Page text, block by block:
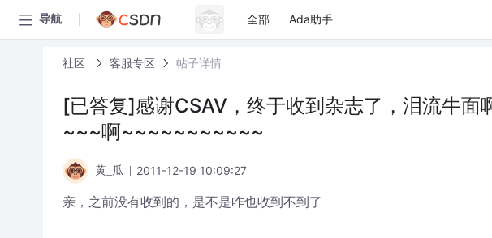
导航 全部 Ada助手
社区 客服专区 帖子详情
[已答复]感谢CSAV，终于收到杂志了，泪流牛
~~~啊~~~~~~~~~~~
黄_瓜 2011-12-19 10:09:27
亲，之前没有收到的，是不是咋也收到不到了